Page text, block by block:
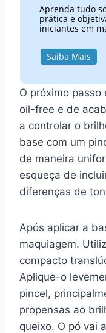
Aprenda tudo
prática e
iniciantes em
Saiba Mais
O próximo
oil-free e de
a controlar o
base com um
de maneira
esqueça de
diferenças de
Após aplicar a
maquiagem.
compacto
Aplique-o
pincel,
propensas ao
queixo. O pó vai